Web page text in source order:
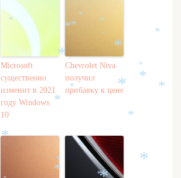
Microsoft
существенно
изменит в 2021
году Windows
10
Chevrolet Niva
получил
прибавку к цене
*
*
*
*
*
*
*
*
*
*
*
*
*
*
*
*
*
*
* *
*
*